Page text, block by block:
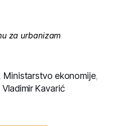
za urbanizam
, Ministarstvo ekonomije,
Vladimir Kavarić